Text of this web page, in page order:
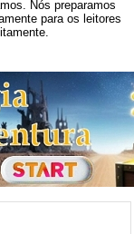
Nós preparamos
para os leitores